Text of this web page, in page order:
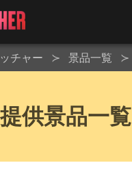
チャー 景品一覧
供景品一覧